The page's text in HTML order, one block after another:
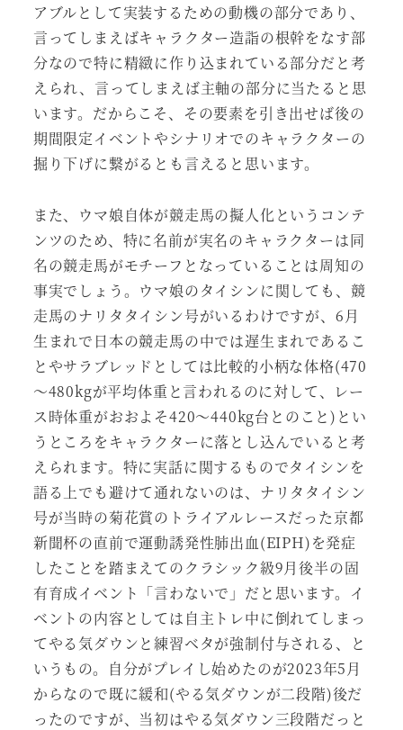
アブルとして実装するための動機の部分であり、
言ってしまえばキャラクター造詣の根幹をなす部
分なので特に精緻に作り込まれている部分だと考
えられ、言ってしまえば主軸の部分に当たると思
います。だからこそ、その要素を引き出せば後の
期間限定イベントやシナリオでのキャラクターの
掘り下げに繋がるとも言えると思います。
また、ウマ娘自体が競走馬の擬人化というコンテ
ンツのため、特に名前が実名のキャラクターは同
名の競走馬がモチーフとなっていることは周知の
事実でしょう。ウマ娘のタイシンに関しても、競
走馬のナリタタイシン号がいるわけですが、6月
生まれで日本の競走馬の中では遅生まれであるこ
とやサラブレッドとしては比較的小柄な体格(470
～480kgが平均体重と言われるのに対して、レー
ス時体重がおおよそ420～440kg台とのこと)とい
うところをキャラクターに落とし込んでいると考
えられます。特に実話に関するものでタイシンを
語る上でも避けて通れないのは、ナリタタイシン
号が当時の菊花賞のトライアルレースだった京都
新聞杯の直前で運動誘発性肺出血(EIPH)を発症
したことを踏まえてのクラシック級9月後半の固
有育成イベント「言わないで」だと思います。イ
ベントの内容としては自主トレ中に倒れてしまっ
てやる気ダウンと練習ベタが強制付与される、と
いうもの。自分がプレイし始めたのが2023年5月
からなので既に緩和(やる気ダウンが二段階)後だ
ったのですが、当初はやる気ダウン三段階だっと